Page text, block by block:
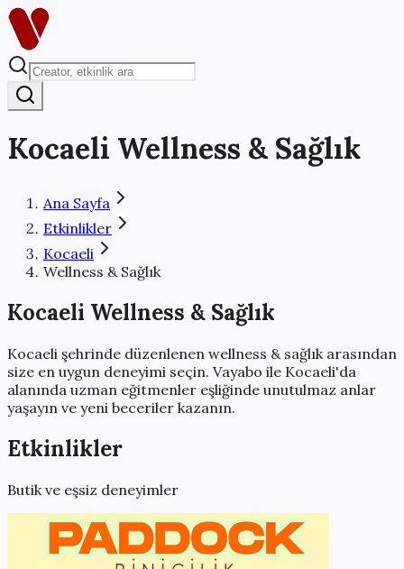
Kocaeli Wellness & Sağlık
Ana Sayfa
Etkinlikler
Kocaeli
Wellness & Sağlık
Kocaeli Wellness & Sağlık
Kocaeli şehrinde düzenlenen wellness & sağlık arasından
size en uygun deneyimi seçin. Vayabo ile Kocaeli'da
alanında uzman eğitmenler eşliğinde unutulmaz anlar
yaşayın ve yeni beceriler kazanın.
Etkinlikler
Butik ve eşsiz deneyimler